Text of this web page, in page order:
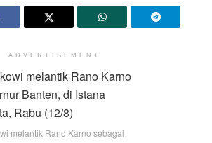
ADVERTISEMENT
melantik Rano Karno sebagai